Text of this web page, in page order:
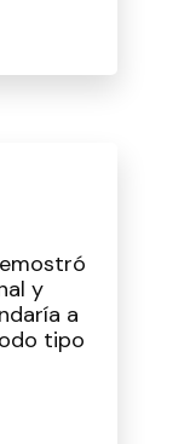
y
a
tipo